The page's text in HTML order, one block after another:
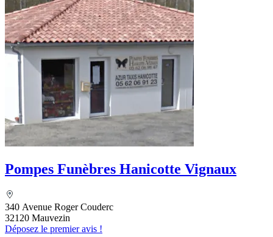
Pompes Funèbres Hanicotte Vignaux
340 Avenue Roger Couderc
32120 Mauvezin
Déposez le premier avis !